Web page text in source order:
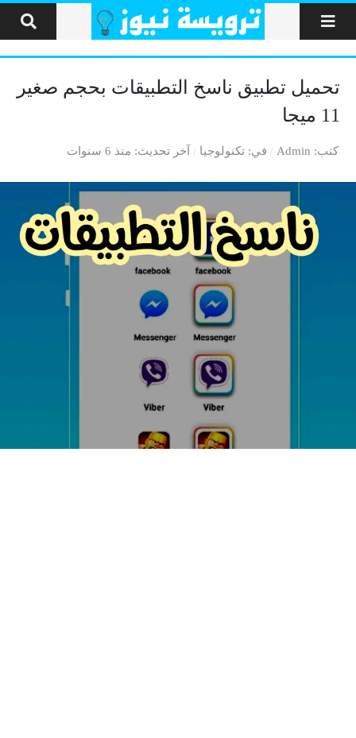
التخطي إلى المحتوى
تحميل تطبيق ناسخ التطبيقات بحجم صغير
11 ميجا
كتب Admin في تكنولوجيا آخر تحديث منذ 6 سنوات